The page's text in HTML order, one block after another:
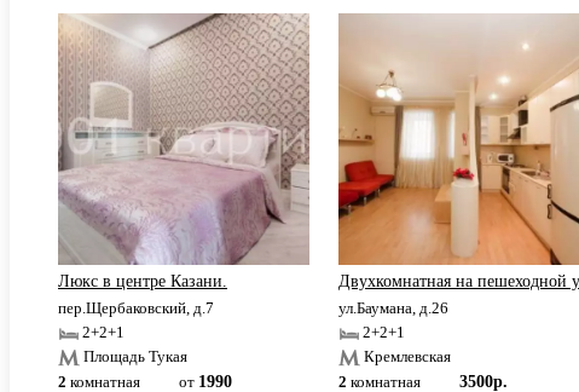
Люкс в центре Казани.
пер.Щербаковский, д.7
2+2+1
Площадь Тукая
2 комнатная от 1990
Двухкомнатная на пешеходной
ул.Баумана, д.26
2+2+1
Кремлевская
2 комнатная
3500р.